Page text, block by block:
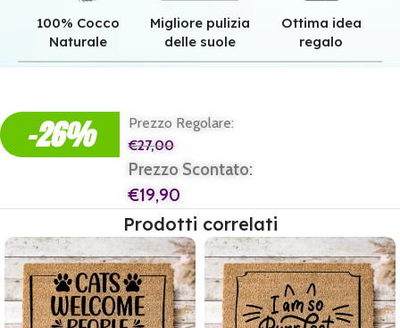
100% Cocco
Naturale
Migliore pulizia
delle suole
Ottima idea
regalo
-26%
Prezzo Regolare:
€27,00
Prezzo Scontato:
€19,90
Prodotti correlati